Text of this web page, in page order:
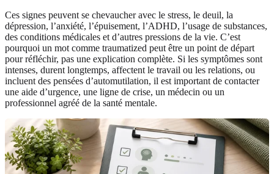
Ces signes peuvent se chevaucher avec le stress, le deuil, la
dépression, l’anxiété, l’épuisement, l’ADHD, l’usage de substances,
des conditions médicales et d’autres pressions de la vie. C’est
pourquoi un mot comme traumatized peut être un point de départ
pour réfléchir, pas une explication complète. Si les symptômes sont
intenses, durent longtemps, affectent le travail ou les relations, ou
incluent des pensées d’automutilation, il est important de contacter
une aide d’urgence, une ligne de crise, un médecin ou un
professionnel agréé de la santé mentale.